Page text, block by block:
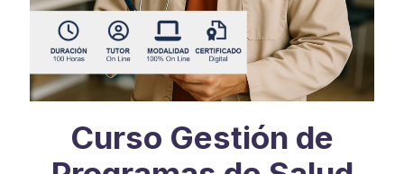
Curso Gestión de